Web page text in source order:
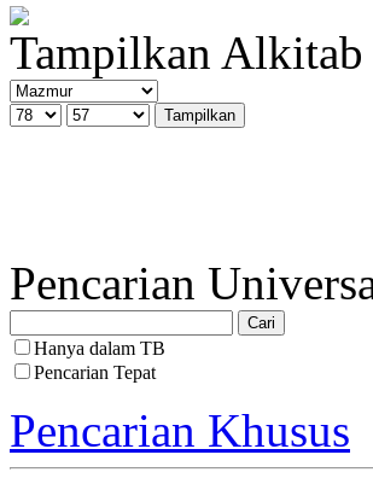
Tampilkan Alkitab
Pencarian
Hanya dalam TB
Pencarian Tepat
Pencarian Khusus